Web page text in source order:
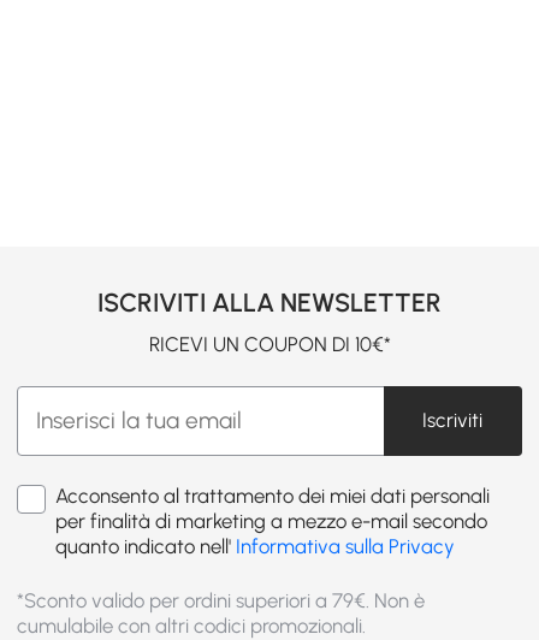
ISCRIVITI ALLA NEWSLETTER
RICEVI UN COUPON DI 10€*
Iscriviti
Acconsento al trattamento dei miei dati personali
per finalità di marketing a mezzo e-mail secondo
quanto indicato nell' Informativa sulla Privacy
*Sconto valido per ordini superiori a 79€. Non è
cumulabile con altri codici promozionali.